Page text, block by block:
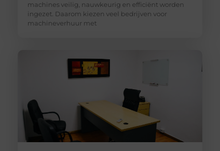
machines veilig, nauwkeurig en efficiënt worden
ingezet. Daarom kiezen veel bedrijven voor
machineverhuur met